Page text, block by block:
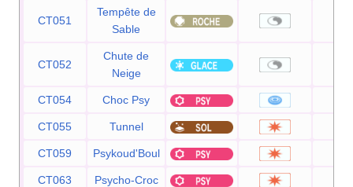
CT051
Tempête de
Sable
CT052
Chute de
Neige
CT054 Choc Psy
CT055 Tunnel
CT059 Psykoud'Boul
CT063 Psycho-Croc